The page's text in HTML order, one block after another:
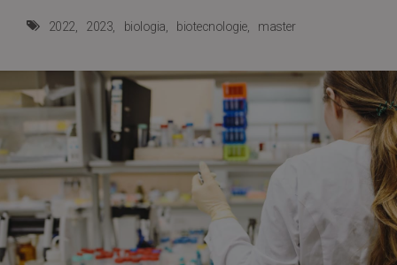
2022 2023 biologia biotecnologie master